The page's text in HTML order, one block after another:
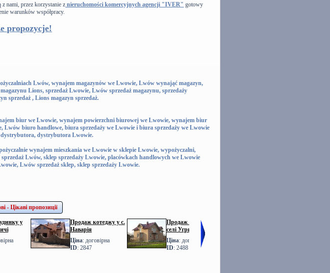
z nami, przez korzystanie z nieruchomości komercyjnych agencji "IVER" gotowy
warunków współpracy.
propozycje!
Lwów, wynajem magazynów we Lwowie, Lwów wynająć magazyn,
Lions, sprzedaż Lwowie, Lwów sprzedaż magazynu, sprzedaży
sprzedaż , Lions magazyn sprzedaż.
biur we Lwowie, wynajem powierzchni biurowej we Lwowie, wynajem biur
Lwów biuro handlowe, biura sprzedaży we Lwowie i biura sprzedaży we Lwowie
dystrybutora Lwowie.
wynajem mieszkania we Lwowie w sklepie Lwowie, wypożyczalni,
Lwów, sklep sprzedaży Lwowie, placówkach handlowych we Lwowie
Lwów sprzedaż sklep, sklep sprzedaży Lwowie.
- Цікаві пропозиції
у
Продаж котеджу у с.
Наварія
Ціна: договірна
ID: 2847
Продаж БУДИНКУ у
селі Угринів
Ціна: договірна
ID: 2488